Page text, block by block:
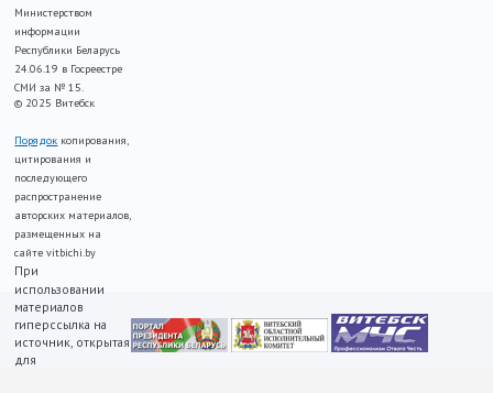
Министерством
информации
Республики Беларусь
24.06.19 в Госреестре
СМИ за № 15.
© 2025 Витебск
Порядок копирования,
цитирования и
последующего
распространение
авторских материалов,
размещенных на
сайте vitbichi.by
При
использовании
материалов
гиперссылка на
источник, открытая
для